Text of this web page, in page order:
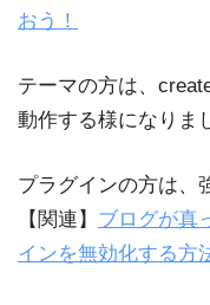
おう！
テーマの方は、
動作する様になりま
プラグインの方は、
【関連】 ブログが真
インを無効化する方